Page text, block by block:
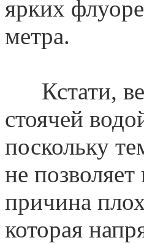
ярких
метра.
Кстати,
стоячей
поскольку
не
причина
которая